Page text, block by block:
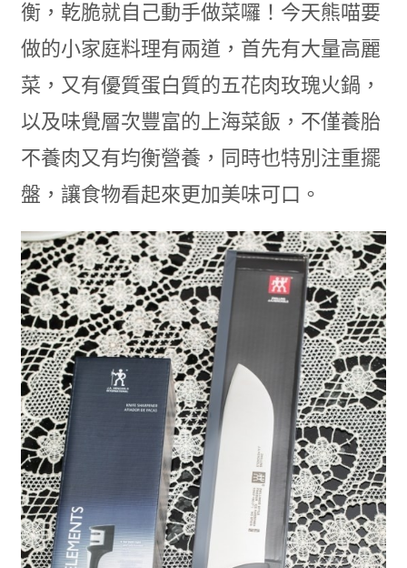
衡，乾脆就自己動手做菜囉！今天熊喵要
做的小家庭料理有兩道，首先有大量高麗
菜，又有優質蛋白質的五花肉玫瑰火鍋，
以及味覺層次豐富的上海菜飯，不僅養胎
不養肉又有均衡營養，同時也特別注重擺
盤，讓食物看起來更加美味可口。